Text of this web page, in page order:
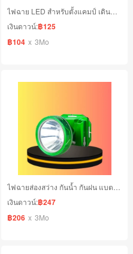
เงินดาวน์:฿125
฿104 x 3Mo
เงินดาวน์:฿247
฿206 x 3Mo